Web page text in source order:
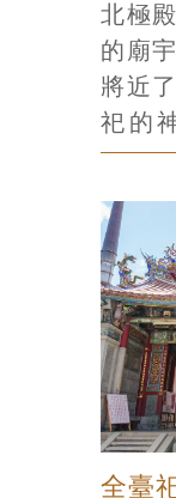
尊，
人的
業、
以在這
的生
府城
夜十
間）
上僅
祀品
包」
會有
北極
的廟
將近
祀的
公）
赤崁
后宮
祀典
中心
地方
色為
天上
上屬
全臺